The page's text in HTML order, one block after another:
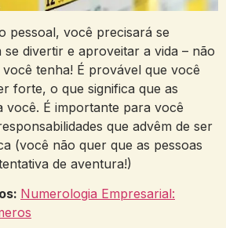
pessoal, você precisará se
divertir e aproveitar a vida – não
tenha! É provável que você
forte, o que significa que as
você. É importante para você
que advêm de ser
(você não quer que as pessoas
de aventura!)
Numerologia Empresarial: